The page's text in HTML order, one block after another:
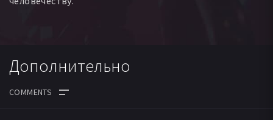
Дополнительно